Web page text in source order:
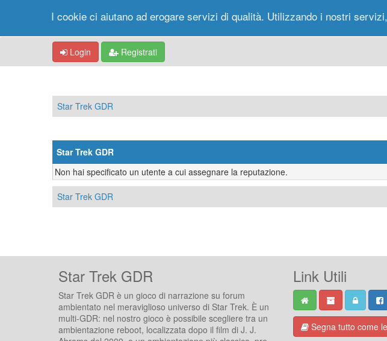
Portale
Login Registrati
Star Trek GDR
Star Trek GDR
Non hai specificato un utente a cui assegnare la reputazione.
Star Trek GDR
Star Trek GDR
Star Trek GDR è un gioco di narrazione su forum
ambientato nel meraviglioso universo di Star Trek. È un
multi-GDR: nel nostro gioco è possibile scegliere tra un
ambientazione reboot, localizzata dopo il film di J. J.
Link Utili
Segna tutto come
I cookie ci aiutano ad erogare servizi di qualità. Utilizzando i nostri